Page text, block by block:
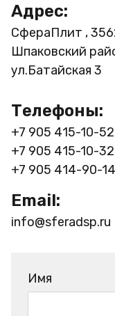
Адрес:
СфераПлит ,
Шпаковский
ул.Батайская 3
Телефоны:
+7 905 415-10-52
+7 905 415-10-32
+7 905 414-90-14
Email:
info@sferadsp.ru
Имя